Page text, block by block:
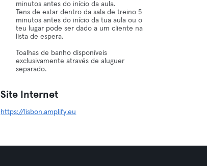
minutos antes do início da aula.
Tens de estar dentro da sala de treino 5
minutos antes do início da tua aula ou o
teu lugar pode ser dado a um cliente na
lista de espera.
Toalhas de banho disponíveis
exclusivamente através de aluguer
separado.
Site Internet
https://lisbon.amplify.eu